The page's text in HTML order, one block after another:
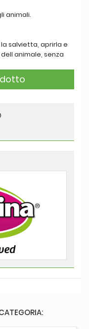
animali.
salvietta, aprirla e
animale, senza